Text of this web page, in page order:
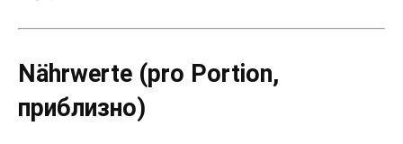
Nährwerte (pro Portion,
приблизно)